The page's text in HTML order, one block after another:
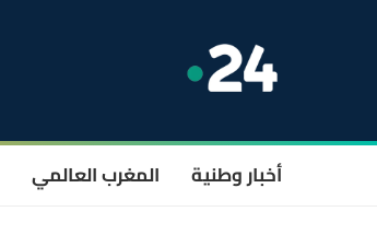
أخبار وطنية المغرب العالمي